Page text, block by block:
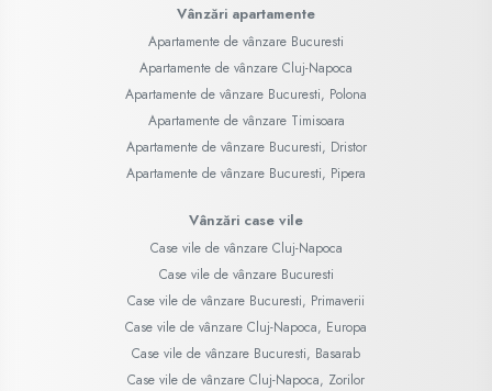
Vânzări apartamente
Apartamente de vânzare Bucuresti
Apartamente de vânzare Cluj-Napoca
Apartamente de vânzare Bucuresti, Polona
Apartamente de vânzare Timisoara
Apartamente de vânzare Bucuresti, Dristor
Apartamente de vânzare Bucuresti, Pipera
Vânzări case vile
Case vile de vânzare Cluj-Napoca
Case vile de vânzare Bucuresti
Case vile de vânzare Bucuresti, Primaverii
Case vile de vânzare Cluj-Napoca, Europa
Case vile de vânzare Bucuresti, Basarab
Case vile de vânzare Cluj-Napoca, Zorilor